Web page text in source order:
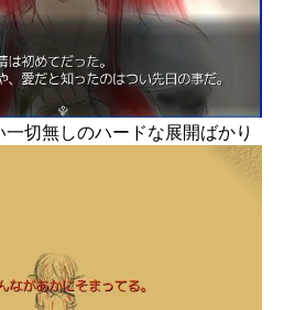
切無しのハードな展開ばかり